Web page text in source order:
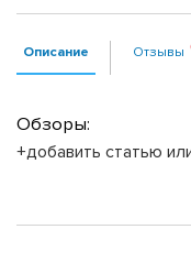
Описание Отзывы
Обзоры:
+добавить статью